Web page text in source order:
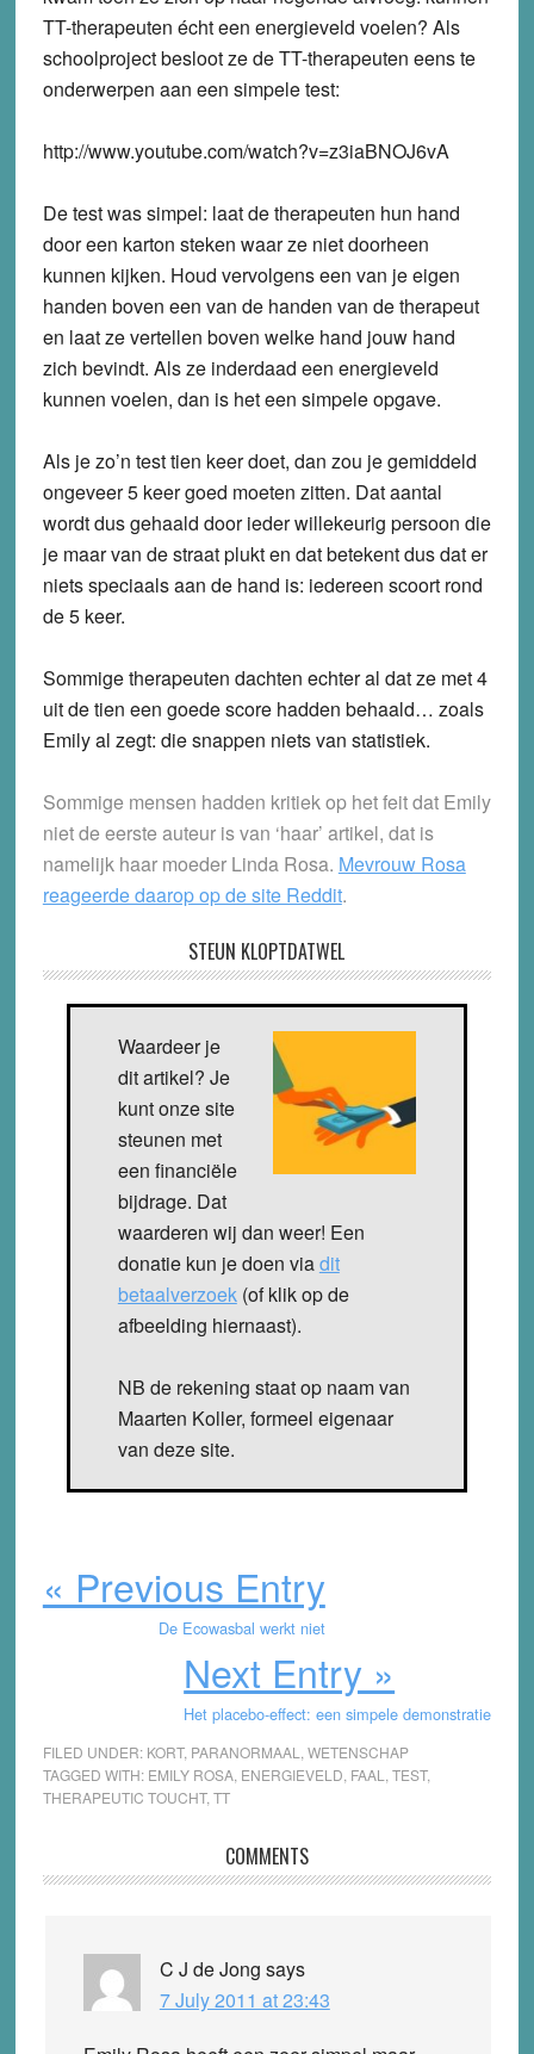
TT-therapeuten écht een energieveld voelen? Als
schoolproject besloot ze de TT-therapeuten eens te
onderwerpen aan een simpele test:
http://www.youtube.com/watch?v=z3iaBNOJ6vA
De test was simpel: laat de therapeuten hun hand
door een karton steken waar ze niet doorheen
kunnen kijken. Houd vervolgens een van je eigen
handen boven een van de handen van de therapeut
en laat ze vertellen boven welke hand jouw hand
zich bevindt. Als ze inderdaad een energieveld
kunnen voelen, dan is het een simpele opgave.
Als je zo’n test tien keer doet, dan zou je gemiddeld
ongeveer 5 keer goed moeten zitten. Dat aantal
wordt dus gehaald door ieder willekeurig persoon die
je maar van de straat plukt en dat betekent dus dat er
niets speciaals aan de hand is: iedereen scoort rond
de 5 keer.
Sommige therapeuten dachten echter al dat ze met 4
uit de tien een goede score hadden behaald… zoals
Emily al zegt: die snappen niets van statistiek.
Sommige mensen hadden kritiek op het feit dat Emily
niet de eerste auteur is van ‘haar’ artikel, dat is
namelijk haar moeder Linda Rosa. Mevrouw Rosa
reageerde daarop op de site Reddit.
STEUN KLOPTDATWEL
Waardeer je
dit artikel? Je
kunt onze site
steunen met
een financiële
bijdrage. Dat
waarderen wij dan weer! Een
donatie kun je doen viadit
betaalverzoek(of klik op de
afbeelding hiernaast).
NB de rekening staat op naam van
Maarten Koller, formeel eigenaar
van deze site.
« Previous Entry
De Ecowasbal werkt niet
Next Entry »
Het placebo-effect: een simpele demonstratie
FILED UNDER: KORT, PARANORMAAL
WETENSCHAP
TAGGED WITH: EMILY ROSA, ENERGIEVELD FAAL TEST,
THERAPEUTIC TOUCHT, TT
Interactions
COMMENTS
C J de Jong says
7 July 2011 at 23:43